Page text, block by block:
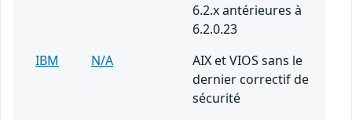
6.2.x antérieures à
6.2.0.23
IBM
N/A
AIX et VIOS sans le
dernier correctif de
sécurité